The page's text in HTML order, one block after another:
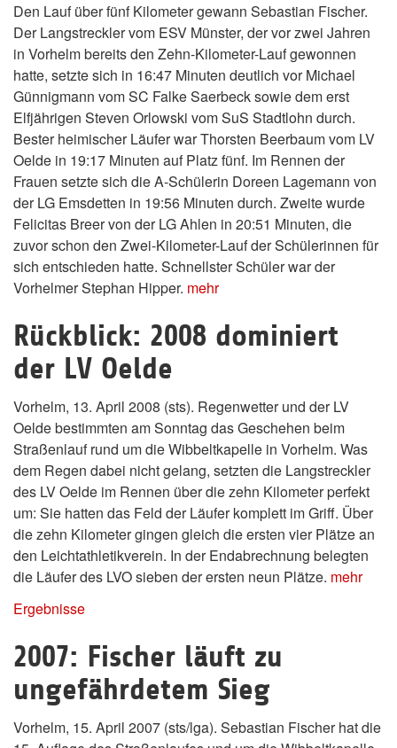
Den Lauf über fünf Kilometer gewann Sebastian Fischer.
Der Langstreckler vom ESV Münster, der vor zwei Jahren
in Vorhelm bereits den Zehn-Kilometer-Lauf gewonnen
hatte, setzte sich in 16:47 Minuten deutlich vor Michael
Günnigmann vom SC Falke Saerbeck sowie dem erst
Elfjährigen Steven Orlowski vom SuS Stadtlohn durch.
Bester heimischer Läufer war Thorsten Beerbaum vom LV
Oelde in 19:17 Minuten auf Platz fünf. Im Rennen der
Frauen setzte sich die A-Schülerin Doreen Lagemann von
der LG Emsdetten in 19:56 Minuten durch. Zweite wurde
Felicitas Breer von der LG Ahlen in 20:51 Minuten, die
zuvor schon den Zwei-Kilometer-Lauf der Schülerinnen für
sich entschieden hatte. Schnellster Schüler war der
Vorhelmer Stephan Hipper. mehr
Rückblick: 2008 dominiert
der LV Oelde
Vorhelm, 13. April 2008 (sts). Regenwetter und der LV
Oelde bestimmten am Sonntag das Geschehen beim
Straßenlauf rund um die Wibbeltkapelle in Vorhelm. Was
dem Regen dabei nicht gelang, setzten die Langstreckler
des LV Oelde im Rennen über die zehn Kilometer perfekt
um: Sie hatten das Feld der Läufer komplett im Griff. Über
die zehn Kilometer gingen gleich die ersten vier Plätze an
den Leichtathletikverein. In der Endabrechnung belegten
die Läufer des LVO sieben der ersten neun Plätze. mehr
Ergebnisse
2007: Fischer läuft zu
ungefährdetem Sieg
Vorhelm, 15. April 2007 (sts/lga). Sebastian Fischer hat die